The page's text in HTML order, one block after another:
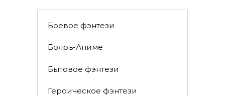
Боевое фэнтези
Бояръ-Аниме
Бытовое фэнтези
Героическое фэнтези